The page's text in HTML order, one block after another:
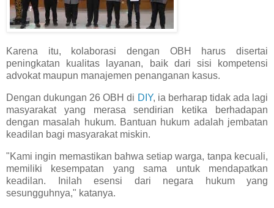
Karena itu, kolaborasi dengan OBH harus disertai
peningkatan kualitas layanan, baik dari sisi kompetensi
advokat maupun manajemen penanganan kasus.
Dengan dukungan 26 OBH di DIY, ia berharap tidak ada lagi
masyarakat yang merasa sendirian ketika berhadapan
dengan masalah hukum. Bantuan hukum adalah jembatan
keadilan bagi masyarakat miskin.
"Kami ingin memastikan bahwa setiap warga, tanpa kecuali,
memiliki kesempatan yang sama untuk mendapatkan
keadilan. Inilah esensi dari negara hukum yang
sesungguhnya," katanya.